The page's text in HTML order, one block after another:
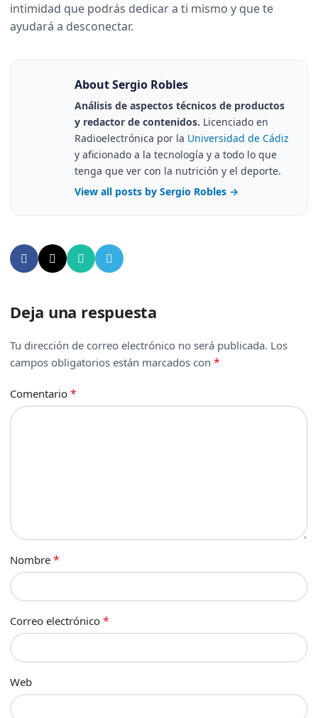
intimidad que podrás dedicar a ti mismo y que te
ayudará a desconectar.
About Sergio Robles
Análisis de aspectos técnicos de productos
y redactor de contenidos. Licenciado en
Radioelectrónica por la Universidad de Cádiz
y aficionado a la tecnología y a todo lo que
tenga que ver con la nutrición y el deporte.
View all posts by Sergio Robles →
Deja una respuesta
Tu dirección de correo electrónico no será publicada. Los
campos obligatorios están marcados con *
Comentario *
Nombre *
Correo electrónico *
Web